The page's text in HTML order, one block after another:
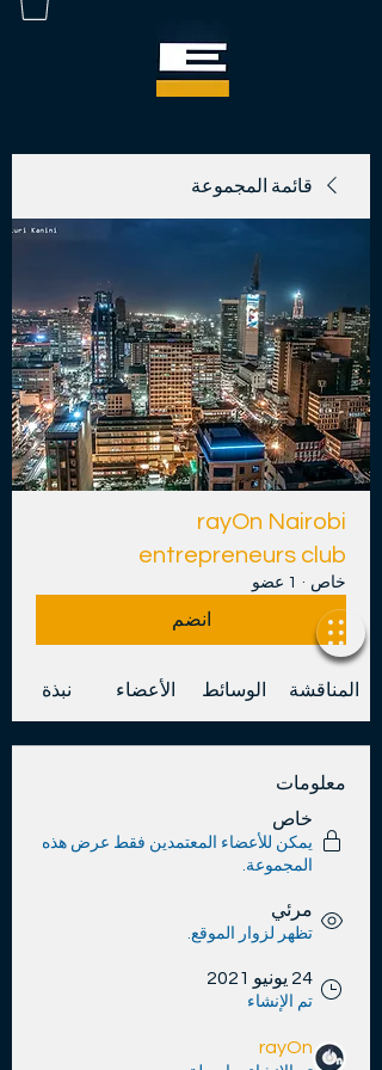
قائمة المجموعة
rayOn Nairobi
entrepreneurs club
خاص · 1 عضو
انضم
المناقشة الوسائط الأعضاء نبذة
معلومات
خاص
يمكن للأعضاء المعتمدين فقط عرض هذه
المجموعة.
مرئي
تظهر لزوار الموقع.
24 يونيو 2021
تم الإنشاء
rayOn